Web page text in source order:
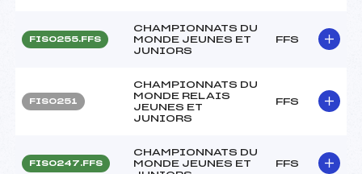
FIS0255.FFS
CHAMPIONNATS DU
MONDE JEUNES ET
JUNIORS
FFS
FIS0251
CHAMPIONNATS DU
MONDE RELAIS
JEUNES ET
JUNIORS
FFS
FIS0247.FFS
CHAMPIONNATS DU
MONDE JEUNES ET
FFS